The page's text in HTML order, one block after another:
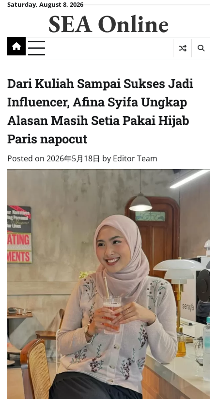
SkipSaturday, August 8, 2026
SEA Online
Dari Kuliah Sampai Sukses Jadi
Influencer, Afina Syifa Ungkap
Alasan Masih Setia Pakai Hijab
Paris napocut
Posted on 2026年5月18日 by Editor Team